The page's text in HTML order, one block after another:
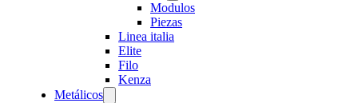
Modulos
Piezas
Linea italia
Elite
Filo
Kenza
Metálicos